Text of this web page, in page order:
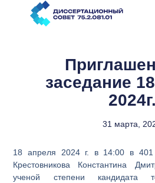
Перейти
заседание
2024г.
31 марта,
18 апреля 2024 г. в 14:00 в 401
Крестовникова Константина
ученой степени кандидата